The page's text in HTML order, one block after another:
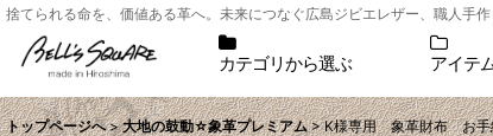
捨てられる命を、価値ある革へ。未来につなぐ広島ジビエレザー、職人手作
カテゴリから選ぶ アイテ
トップページへ > 大地の鼓動☆象革プレミアム > K様専用 象革財布 お手